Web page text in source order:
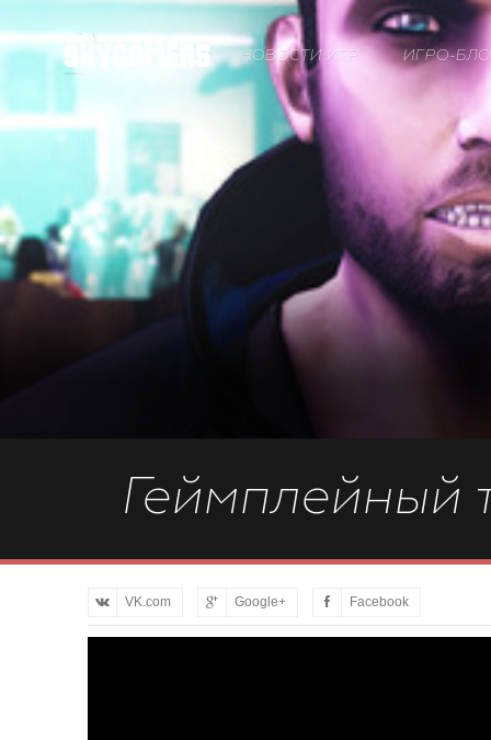
НОВОСТИ ИГР ИГРО-
Геймплейный
VK.com Google+ Facebook